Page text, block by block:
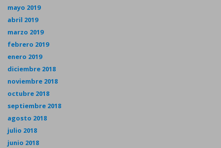
mayo 2019
abril 2019
marzo 2019
febrero 2019
enero 2019
diciembre 2018
noviembre 2018
octubre 2018
septiembre 2018
agosto 2018
julio 2018
junio 2018